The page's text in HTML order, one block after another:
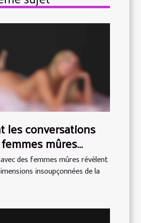
les conversations
mûres
les expériences
des femmes mûres révèlent
insoupçonnées de la